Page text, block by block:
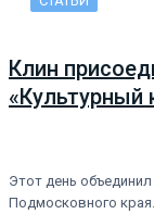
Клин
«Культурный
Этот день
Подмосковного